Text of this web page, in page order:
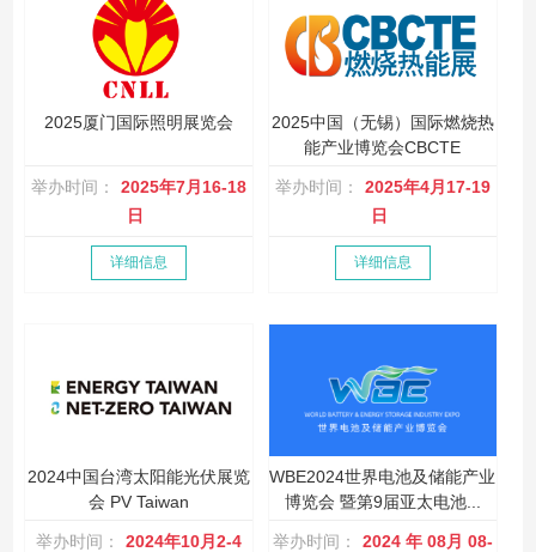
2025厦门国际照明展览会
举办时间：
2025年7月16-18
日
详细信息
2025中国（无锡）国际燃烧热
能产业博览会CBCTE
举办时间：
2025年4月17-19
日
详细信息
2024中国台湾太阳能光伏展览
会 PV Taiwan
举办时间：
2024年10月2-4
WBE2024世界电池及储能产业
博览会 暨第9届亚太电池...
举办时间：
2024 年 08月 08-